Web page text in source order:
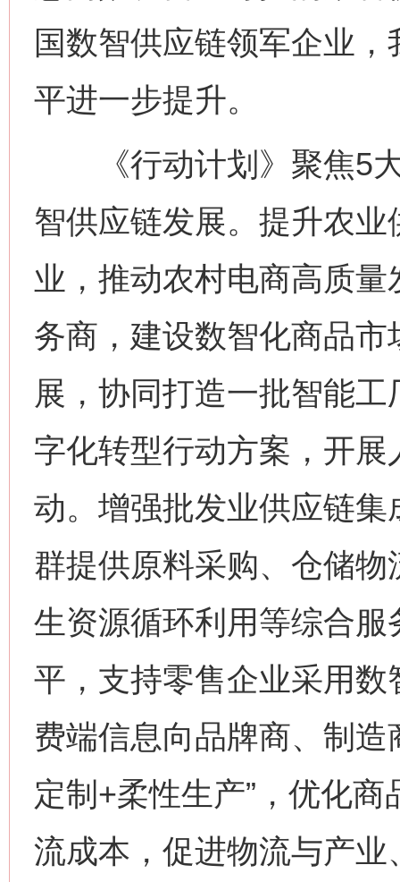
国数智供应链领军企业
平进一步提升。
《行动计划》聚焦5大
智供应链发展。提升农
业，推动农村电商高质
务商，建设数智化商品
展，协同打造一批智能
字化转型行动方案，开
动。增强批发业供应链
群提供原料采购、仓储
生资源循环利用等综合
平，支持零售企业采用
费端信息向品牌商、制
定制+柔性生产”，优化
流成本，促进物流与产